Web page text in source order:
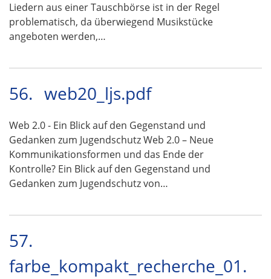
Liedern aus einer Tauschbörse ist in der Regel
problematisch, da überwiegend Musikstücke
angeboten werden,…
56. web20_ljs.pdf
Web 2.0 - Ein Blick auf den Gegenstand und
Gedanken zum Jugendschutz Web 2.0 – Neue
Kommunikationsformen und das Ende der
Kontrolle? Ein Blick auf den Gegenstand und
Gedanken zum Jugendschutz von…
57.
farbe_kompakt_recherche_01.